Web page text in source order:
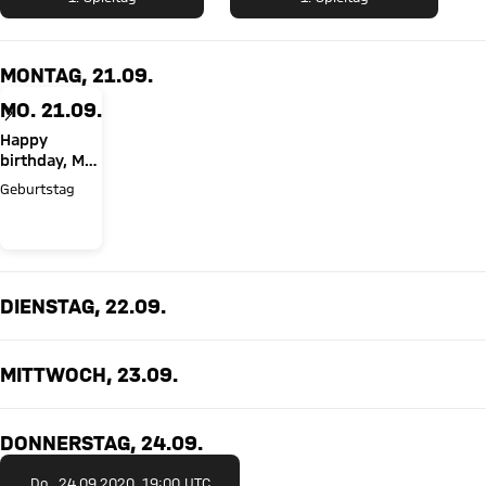
MONTAG, 21.09.
MO. 21.09.
Happy
birthday, Max
Eberl!
Geburtstag
DIENSTAG, 22.09.
MITTWOCH, 23.09.
DONNERSTAG, 24.09.
Do., 24.09.2020, 19:00 UTC